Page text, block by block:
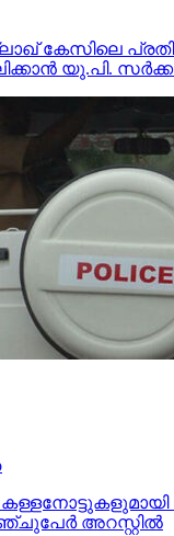
കേസിലെ
യു.പി.
അറസ്റ്റില്‍